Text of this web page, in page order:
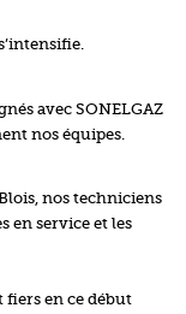
avec SONELGAZ
nos équipes.
nos techniciens
en service et les
en ce début